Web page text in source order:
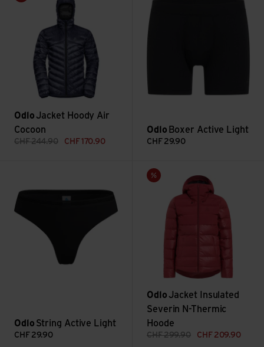
OdloJacket Hoody Air
Cocoon
CHF244.90 CHF 170.90
Odlo Boxer Active Light
CHF 29.90
Odlo String Active Light
CHF 29.90
Sale
OdloJacket Insulated
Severin N-Thermic
Hoode
CHF299.90 CHF 209.90
Jacket Insulated Severin N-